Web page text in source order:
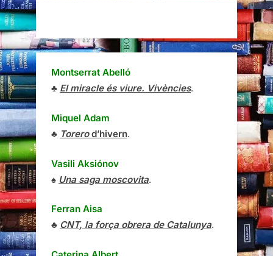
Montserrat Abelló
♣ El miracle és viure. Vivències.
Miquel Adam
♣ Torerod’hivern.
Vasili Aksiónov
♠ Una saga moscovita.
Ferran Aisa
♣ CNT, la força obrera de Catalunya.